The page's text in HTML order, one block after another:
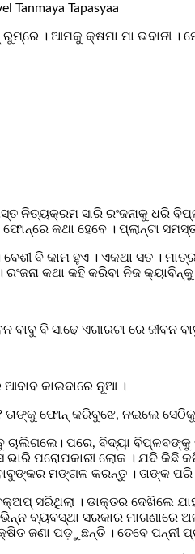
। ଆମକୁ କ୍ଷମା ମା ଭବାନୀ ।
ନିତ୍ୟକ୍ରମ ସାରି ରଂଜନାକୁ ଧରି
କଥା ହେବେ । ପ୍ଲାନ୍‌ଟା
ବି କାମ ହୁଏ । ଏକଥା ସତ ।
କଥା କହି କରିବା ନିଜ
ବି ସାଢେ ଏଗାରଟା ରେ ଜୀବନ
ଆବାବ କାଇଦାରେ ନୂଆ ।
ଫୋନ୍‌ କରିବୁଝେ, ନଇଲେ ସେଠିକୁ
ଚାଲିଗଲେ। ପରେ, ବିଦ୍ୟା
ପରୋପକାରୀ ଲୋକ । ଯଦି କିଛି
ମଙ୍ଗଳ କରନ୍ତୁ । ତାଙ୍କ ପରି
ସରିଥିଲା । ଡାକ୍ତର ଦେଖିଲେ
ବ୍ୟବସ୍ଥା ସରକାର ମାଗଣାରେ
ଜଣା ପଡ଼ୁଛନ୍ତି । ତେବେ ପନ୍ନୀ